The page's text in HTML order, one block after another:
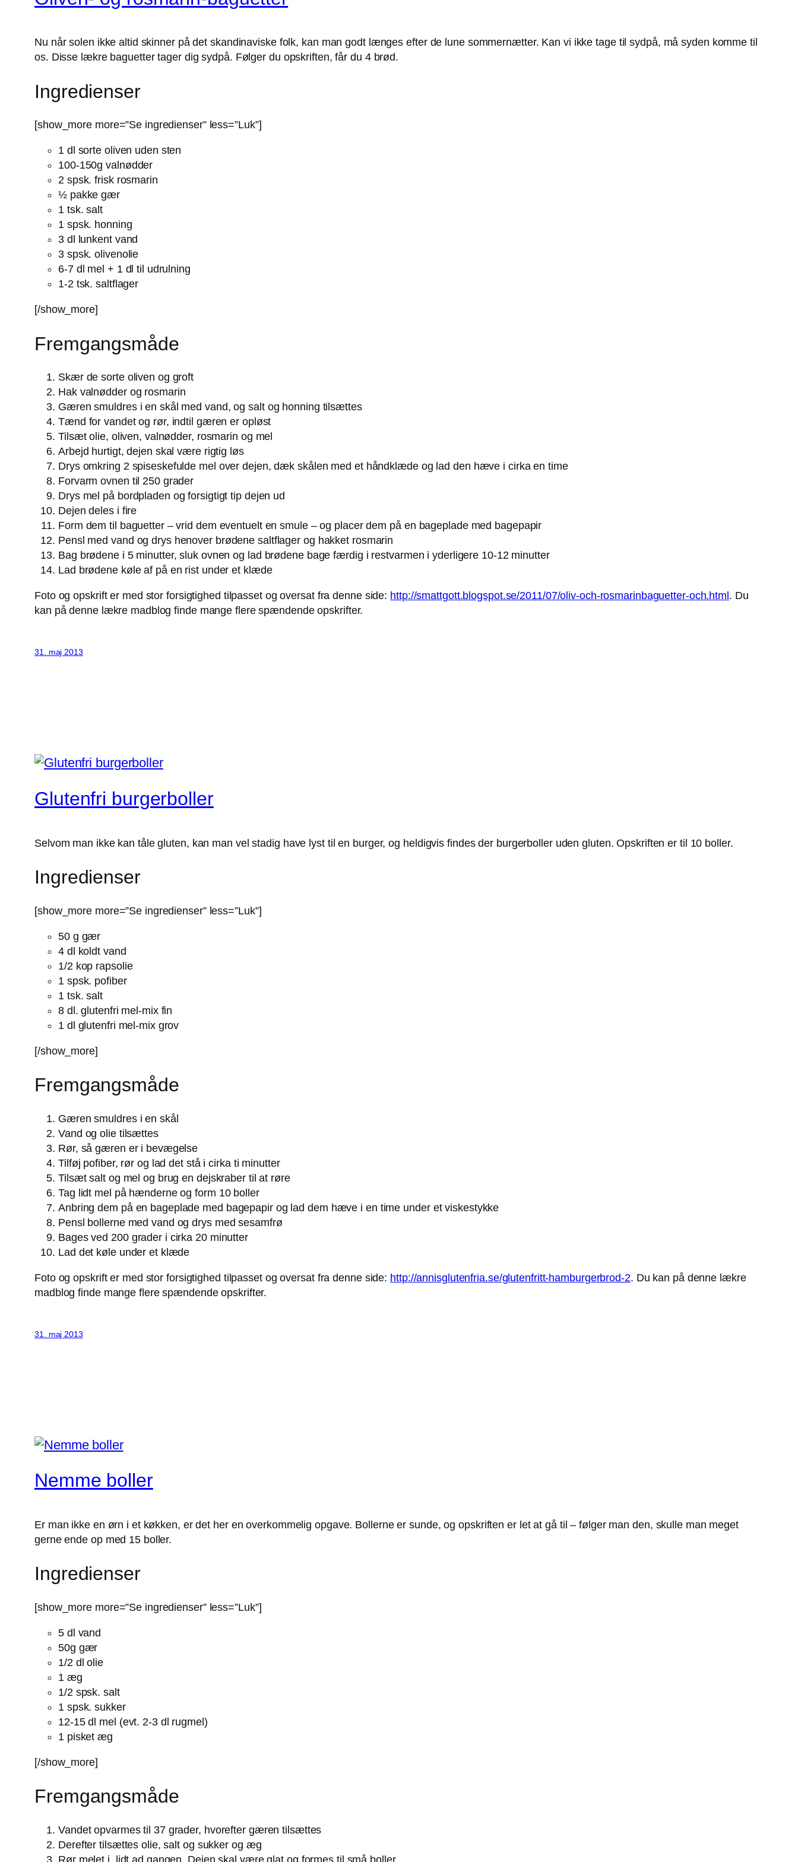
Nu når solen ikke altid skinner på det skandinaviske folk, kan man godt længes efter de lune sommernætter. Kan vi ikke tage til sydpå, må syden komme til
os. Disse lækre baguetter tager dig sydpå. Følger du opskriften, får du 4 brød.
Ingredienser
[show_more more=”Se ingredienser” less=”Luk”]
1 dl sorte oliven uden sten
100-150g valnødder
2 spsk. frisk rosmarin
½ pakke gær
1 tsk. salt
1 spsk. honning
3 dl lunkent vand
3 spsk. olivenolie
6-7 dl mel + 1 dl til udrulning
1-2 tsk. saltflager
[/show_more]
Fremgangsmåde
Skær de sorte oliven og groft
Hak valnødder og rosmarin
Gæren smuldres i en skål med vand, og salt og honning tilsættes
Tænd for vandet og rør, indtil gæren er opløst
Tilsæt olie, oliven, valnødder, rosmarin og mel
Arbejd hurtigt, dejen skal være rigtig løs
Drys omkring 2 spiseskefulde mel over dejen, dæk skålen med et håndklæde og lad den hæve i cirka en time
Forvarm ovnen til 250 grader
Drys mel på bordpladen og forsigtigt tip dejen ud
Dejen deles i fire
Form dem til baguetter – vrid dem eventuelt en smule – og placer dem på en bageplade med bagepapir
Pensl med vand og drys henover brødene saltflager og hakket rosmarin
Bag brødene i 5 minutter, sluk ovnen og lad brødene bage færdig i restvarmen i yderligere 10-12 minutter
Lad brødene køle af på en rist under et klæde
Foto og opskrift er med stor forsigtighed tilpasset og oversat fra denne side: http://smattgott.blogspot.se/2011/07/oliv-och-rosmarinbaguetter-och.html . Du
kan på denne lækre madblog finde mange flere spændende opskrifter.
31. maj 2013
Glutenfri burgerboller
Selvom man ikke kan tåle gluten, kan man vel stadig have lyst til en burger, og heldigvis findes der burgerboller uden gluten. Opskriften er til 10 boller.
Ingredienser
[show_more more=”Se ingredienser” less=”Luk”]
50 g gær
4 dl koldt vand
1/2 kop rapsolie
1 spsk. pofiber
1 tsk. salt
8 dl. glutenfri mel-mix fin
1 dl glutenfri mel-mix grov
[/show_more]
Fremgangsmåde
Gæren smuldres i en skål
Vand og olie tilsættes
Rør, så gæren er i bevægelse
Tilføj pofiber, rør og lad det stå i cirka ti minutter
Tilsæt salt og mel og brug en dejskraber til at røre
Tag lidt mel på hænderne og form 10 boller
Anbring dem på en bageplade med bagepapir og lad dem hæve i en time under et viskestykke
Pensl bollerne med vand og drys med sesamfrø
Bages ved 200 grader i cirka 20 minutter
Lad det køle under et klæde
Foto og opskrift er med stor forsigtighed tilpasset og oversat fra denne side: http://annisglutenfria.se/glutenfritt-hamburgerbrod-2. Du kan på denne lækre
madblog finde mange flere spændende opskrifter.
31. maj 2013
Nemme boller
Er man ikke en ørn i et køkken, er det her en overkommelig opgave. Bollerne er sunde, og opskriften er let at gå til – følger man den, skulle man meget
gerne ende op med 15 boller.
Ingredienser
[show_more more=”Se ingredienser” less=”Luk”]
5 dl vand
50g gær
1/2 dl olie
1 æg
1/2 spsk. salt
1 spsk. sukker
12-15 dl mel (evt. 2-3 dl rugmel)
1 pisket æg
[/show_more]
Fremgangsmåde
Vandet opvarmes til 37 grader, hvorefter gæren tilsættes
Derefter tilsættes olie, salt og sukker og æg
Rør melet i, lidt ad gangen. Dejen skal være glat og formes til små boller